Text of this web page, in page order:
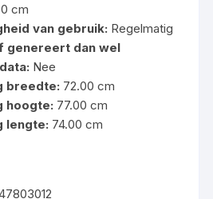
0 cm
van gebruik: Regelmatig
genereert dan wel
Nee
breedte: 72.00 cm
hoogte: 77.00 cm
lengte: 74.00 cm